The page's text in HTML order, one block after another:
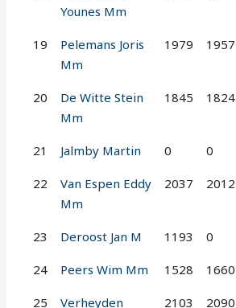
Younes Mm
19
Pelemans Joris
Mm
1979 1957
20
De Witte Stein
Mm
1845 1824
21 Jalmby Martin 0 0
22
Van Espen Eddy
Mm
2037 2012
23 Deroost Jan M 1193 0
24 Peers Wim Mm 1528 1660
25
Verheyden
2103 2090